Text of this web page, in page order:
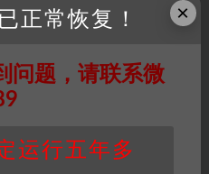
问、浏览本站，购买或
适用的法律法规。
任何剧本杀资源内容的版
资料至邮箱
如若情况属实，我们将
×
正常恢复！
问题，请联系微
运行五年多